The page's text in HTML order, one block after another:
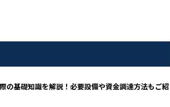
の基礎知識を解説！必要設備や資金調達方法もご紹